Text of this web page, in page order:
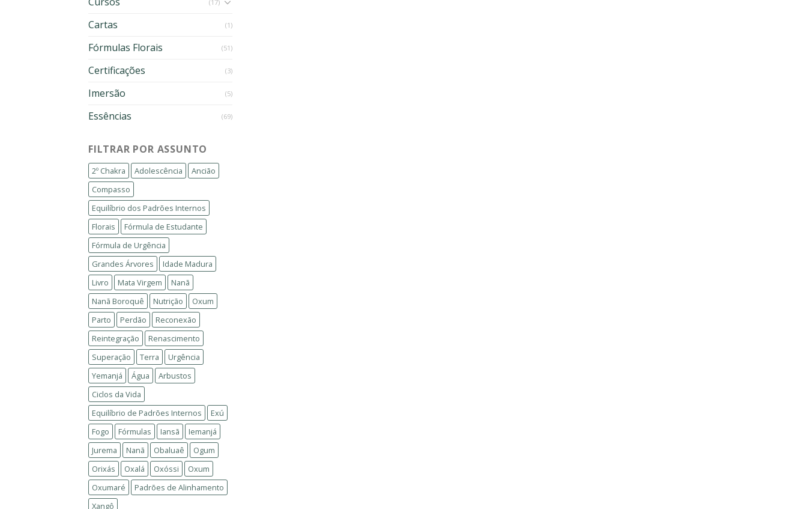
(17)
Cartas (1)
Fórmulas Florais (51)
Certificações (3)
Imersão (5)
Essências (69)
FILTRAR POR ASSUNTO
2º Chakra Adolescência Ancião
Arbustos
Ciclos da Vida
Compasso
Equilíbrio de Padrões Internos
Equilíbrio dos Padrões Internos
Exú
Florais
Fogo
Fórmula de Estudante
Fórmula de Urgência
Fórmulas
Grandes Árvores
Iansã
Idade Madura
Iemanjá
Jurema
Livro Mata Virgem Nanã
Nanã
Nanã Boroquê Nutrição
Obaluaê
Ogum
Orixás
Oxalá Oxum
Oxum
Oxumaré
Oxóssi
Padrões de Alinhamento
Parto Perdão
Reconexão
Reintegração
Renascimento
Superação
Terra Urgência
Xangô
Yemanjá Água